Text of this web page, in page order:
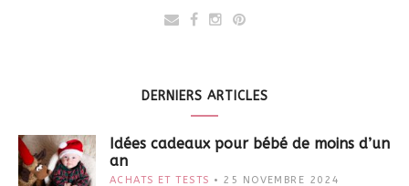
DERNIERS ARTICLES
Idées cadeaux pour bébé de moins d’un
an
ACHATS ET TESTS 25 NOVEMBRE 2024